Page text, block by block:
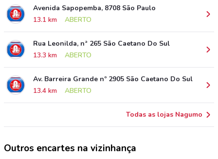
Avenida Sapopemba, 8708 São Paulo
13.1 km
ABERTO
Rua Leonilda, nª 265 São Caetano Do Sul
13.3 km
ABERTO
Av. Barreira Grande nº 2905 São Caetano Do Sul
13.4 km
ABERTO
Todas as lojas Nagumo
Outros encartes na vizinhança